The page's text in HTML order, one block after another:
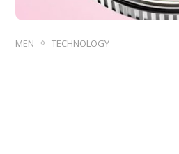
MEN TECHNOLOGY